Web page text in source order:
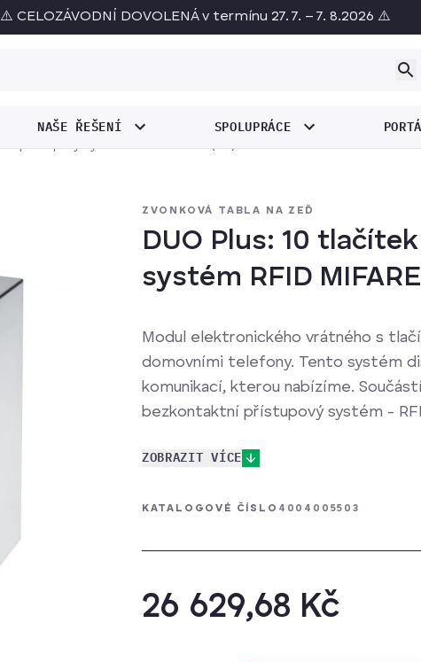
⚠️ CELOZÁVODNÍ DOVOLENÁ v termínu 27. 7. – 7. 8.2026 ⚠️
NAŠE ŘEŠENÍ SPOLUPRÁCE
ZVONKOVÁ TABLA NA ZEĎ
DUO Plus: 10
systém RFID
Modul elektronického vrátného s
domovními telefony. Tento systém
komunikací, kterou nabízíme.
bezkontaktní přístupový systém -
DALŠÍ KLÍČOVÉ VLASTNOSTI:
podsvětlení, kvalitní audio
ZOBRAZIT VÍCE
KATALOGOVÉ ČÍSLO 4004005503
26 629,68 Kč